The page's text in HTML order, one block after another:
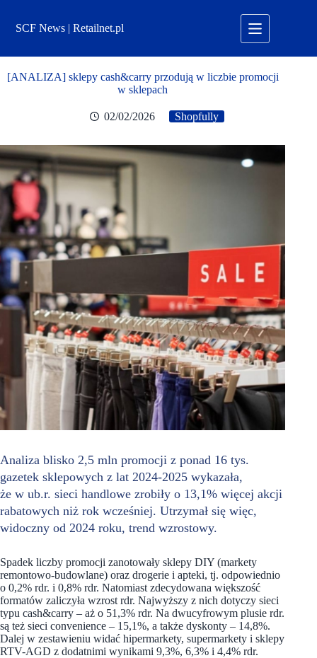
treściSCF News | Retailnet.pl
[ANALIZA] sklepy cash&carry przodują w liczbie promocji
w sklepach
02/02/2026 Shopfully
Analiza blisko 2,5 mln promocji z ponad 16 tys.
gazetek sklepowych z lat 2024-2025 wykazała,
że w ub.r. sieci handlowe zrobiły o 13,1% więcej akcji
rabatowych niż rok wcześniej. Utrzymał się więc,
widoczny od 2024 roku, trend wzrostowy.
Spadek liczby promocji zanotowały sklepy DIY (markety
remontowo-budowlane) oraz drogerie i apteki, tj. odpowiednio
o 0,2% rdr. i 0,8% rdr. Natomiast zdecydowana większość
formatów zaliczyła wzrost rdr. Najwyższy z nich dotyczy sieci
typu cash&carry – aż o 51,3% rdr. Na dwucyfrowym plusie rdr.
są też sieci convenience – 15,1%, a także dyskonty – 14,8%.
Dalej w zestawieniu widać hipermarkety, supermarkety i sklepy
RTV-AGD z dodatnimi wynikami 9,3%, 6,3% i 4,4% rdr.